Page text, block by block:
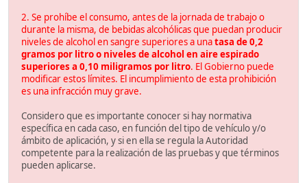
2. Se prohíbe el consumo, antes de la jornada de trabajo o
durante la misma, de bebidas alcohólicas que puedan producir
niveles de alcohol en sangre superiores a unatasa de 0,2
gramos por litro o niveles de alcohol en aire espirado
superiores a 0,10 miligramos por litro. El Gobierno puede
modificar estos límites. El incumplimiento de esta prohibición
es una infracción muy grave.
Considero que es importante conocer si hay normativa
específica en cada caso, en función del tipo de vehículo y/o
ámbito de aplicación, y si en ella se regula la Autoridad
competente para la realización de las pruebas y que términos
pueden aplicarse.